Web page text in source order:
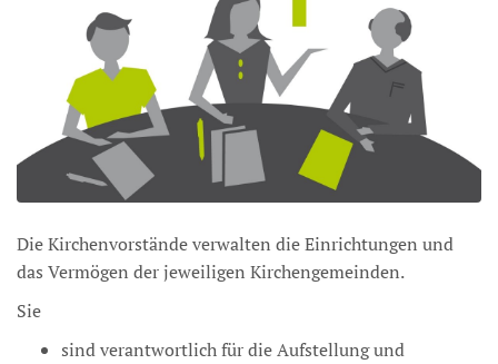
Die Kirchenvorstände verwalten die Einrichtungen und
das Vermögen der jeweiligen Kirchengemeinden.
Sie
sind verantwortlich für die Aufstellung und